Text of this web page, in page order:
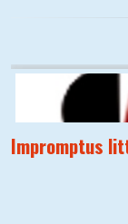
Impromptus